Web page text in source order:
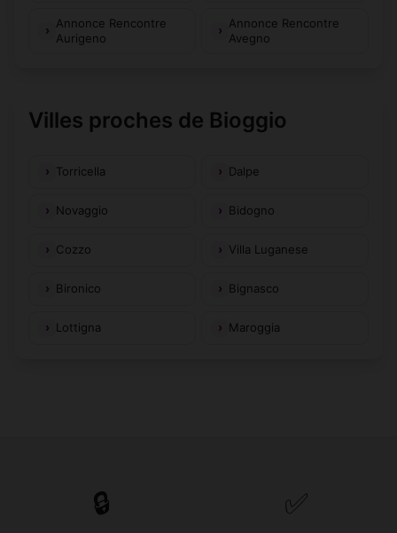
Annonce Rencontre
Aurigeno
Annonce Rencontre
Avegno
Villes proches de Bioggio
Torricella Dalpe
Novaggio Bidogno
Cozzo Villa Luganese
Bironico Bignasco
Lottigna Maroggia
🔒 ✅